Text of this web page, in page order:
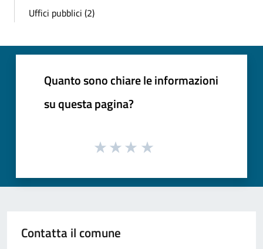
Uffici pubblici (2)
Quanto sono chiare le informazioni
su questa pagina?
Contatta il comune